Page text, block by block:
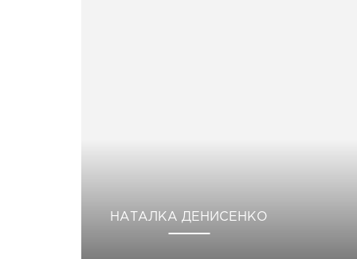
НАТАЛКА ДЕНИСЕНКО